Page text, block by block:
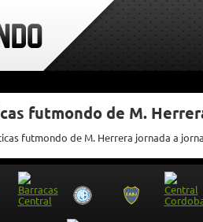
futmondo de M.
futmondo de M. Herrera jornada a